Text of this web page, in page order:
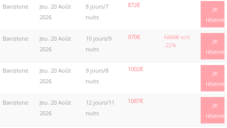
Barcelone
Jeu. 20 Août
2026
8 jours/7
nuits
872€
Je
réserve
Barcelone
Jeu. 20 Août
2026
10 jours/9
nuits
970€ 1232€ soit
-22%
Je
réserve
Barcelone
Jeu. 20 Août
2026
9 jours/8
nuits
1002€
Je
réserve
Barcelone
Jeu. 20 Août
2026
12 jours/11
nuits
1087€
Je
réserve